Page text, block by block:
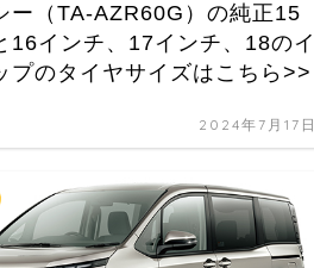
ー（TA-AZR60G）の純正15
16インチ、17インチ、18のイ
プのタイヤサイズはこちら>>
2024年7月17日